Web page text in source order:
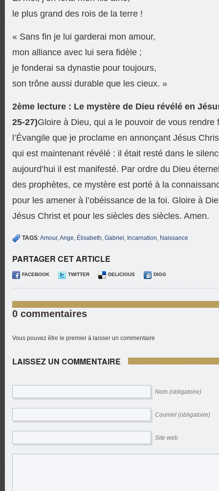
le plus grand des rois de la terre !
« Sans fin je lui garderai mon amour,
mon alliance avec lui sera fidèle ;
je fonderai sa dynastie pour toujours,
son trône aussi durable que les cieux. »
2ème lecture : Le mystère de Dieu révélé en
25-27)Gloire à Dieu, qui a le pouvoir de vous rendre
l’Évangile que je proclame en annonçant Jésus
qui est maintenant révélé : il était resté dans le
aujourd’hui il est manifesté. Par ordre du Dieu
des prophètes, ce mystère est porté à la
pour les amener à l’obéissance de la foi. Gloire à
Jésus Christ et pour les siècles des siècles. Amen.
TAGS:Amour,Ange, Élisabeth, Gabriel , Incarnation, Naissance
PARTAGER CET ARTICLE
FACEBOOK TWITTER DELICIOUS DIGG
0 commentaires
Vous pouvez être le premier à laisser un commentaire
LAISSEZ UN COMMENTAIRE
Nom (obligatoire)
Courriel (obligatoire)
Site web